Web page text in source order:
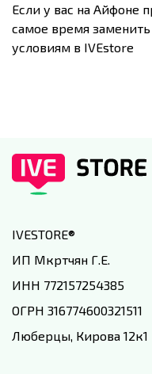
Если у вас на Айфоне
самое время
условиям в IVEstore
IVESTORE®
ИП Мкртчян Г.Е.
ИНН 772157254385
ОГРН 316774600321511
Люберцы, Кирова 12к1